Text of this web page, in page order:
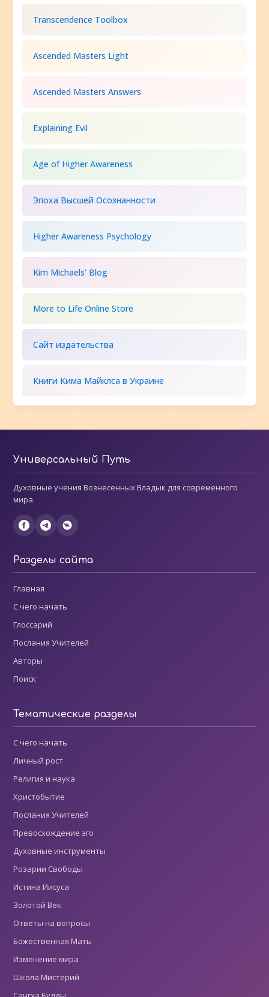
Transcendence Toolbox
Ascended Masters Light
Ascended Masters Answers
Explaining Evil
Age of Higher Awareness
Эпоха Высшей Осознанности
Higher Awareness Psychology
Kim Michaels' Blog
More to Life Online Store
Сайт издательства
Книги Кима Майклса в Украине
Универсальный Путь
Духовные учения Вознесенных Владык для современного
мира
Разделы сайта
Главная
С чего начать
Глоссарий
Послания Учителей
Авторы
Поиск
Тематические разделы
С чего начать
Личный рост
Религия и наука
Христобытие
Послания Учителей
Превосхождение эго
Духовные инструменты
Розарии Свободы
Истина Иисуса
Золотой Век
Ответы на вопросы
Божественная Мать
Изменение мира
Школа Мистерий